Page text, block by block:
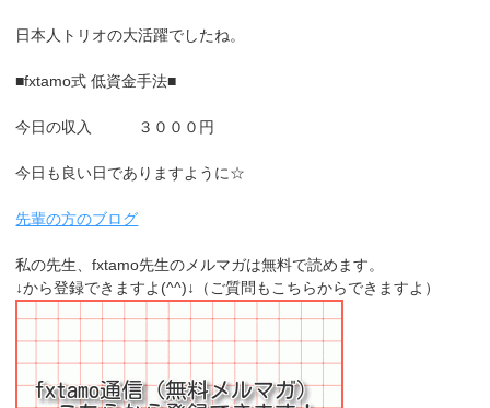
日本人トリオの大活躍でしたね。
■fxtamo式 低資金手法■
今日の収入 ３０００円
今日も良い日でありますように☆
先輩の方のブログ
私の先生、fxtamo先生のメルマガは無料で読めます。
↓から登録できますよ(^^)↓（ご質問もこちらからできますよ）